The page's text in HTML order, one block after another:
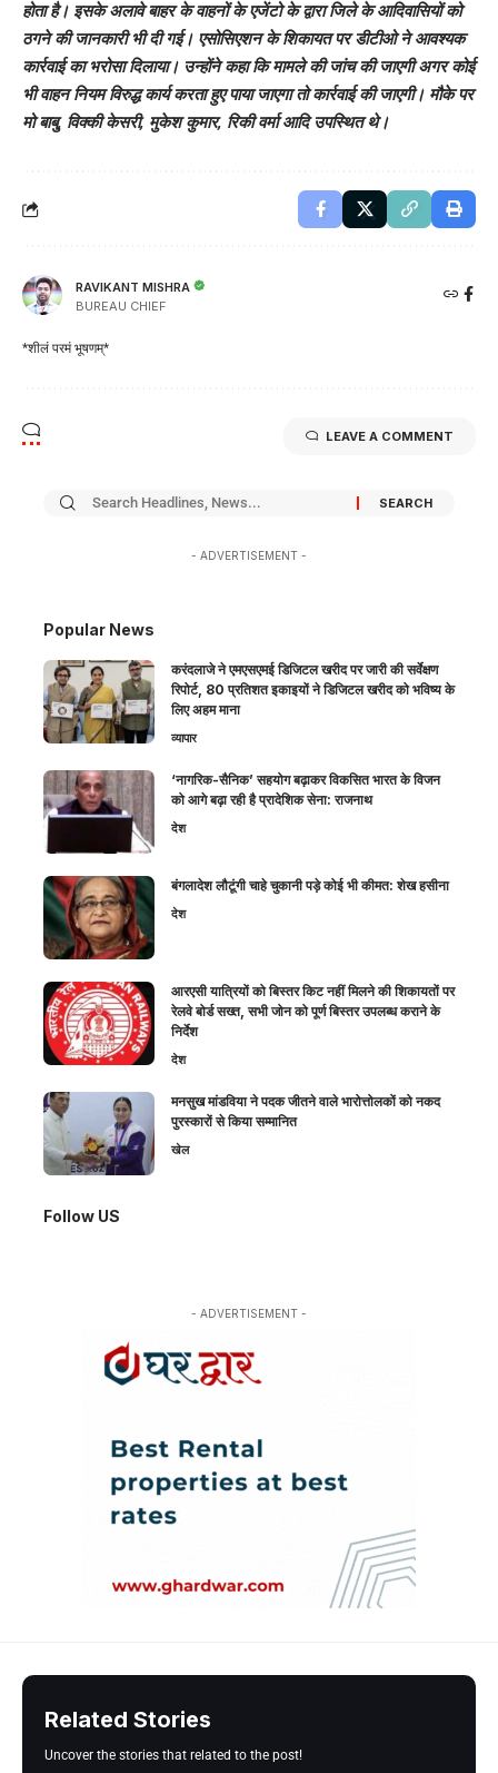
होता है। इसके अलावे बाहर के वाहनों के एजेंटो के द्वारा जिले के आदिवासियों को
ठगने की जानकारी भी दी गई। एसोसिएशन के शिकायत पर डीटीओ ने आवश्यक
कार्रवाई का भरोसा दिलाया। उन्होंने कहा कि मामले की जांच की जाएगी अगर कोई
भी वाहन नियम विरुद्ध कार्य करता हुए पाया जाएगा तो कार्रवाई की जाएगी। मौके पर
मो बाबु, विक्की केसरी, मुकेश कुमार, रिकी वर्मा आदि उपस्थित थे।
RAVIKANT MISHRA
BUREAU CHIEF
*शीलं परमं भूषणम्*
LEAVE A COMMENT
- ADVERTISEMENT -
Popular News
करंदलाजे ने एमएसएमई डिजिटल खरीद पर जारी की सर्वेक्षण
रिपोर्ट, 80 प्रतिशत इकाइयों ने डिजिटल खरीद को भविष्य के
लिए अहम माना
व्यापार
‘नागरिक-सैनिक’ सहयोग बढ़ाकर विकसित भारत के विजन
को आगे बढ़ा रही है प्रादेशिक सेना: राजनाथ
देश
बंगलादेश लौटूंगी चाहे चुकानी पड़े कोई भी कीमत: शेख हसीना
देश
आरएसी यात्रियों को बिस्तर किट नहीं मिलने की शिकायतों पर
रेलवे बोर्ड सख्त, सभी जोन को पूर्ण बिस्तर उपलब्ध कराने के
निर्देश
देश
मनसुख मांडविया ने पदक जीतने वाले भारोत्तोलकों को नकद
पुरस्कारों से किया सम्मानित
खेल
Follow US
- ADVERTISEMENT -
Related Stories
Uncover the stories that related to the post!